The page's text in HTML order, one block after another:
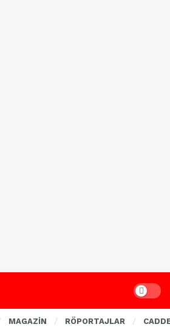
Dark
MAGAZİN RÖPORTAJLAR